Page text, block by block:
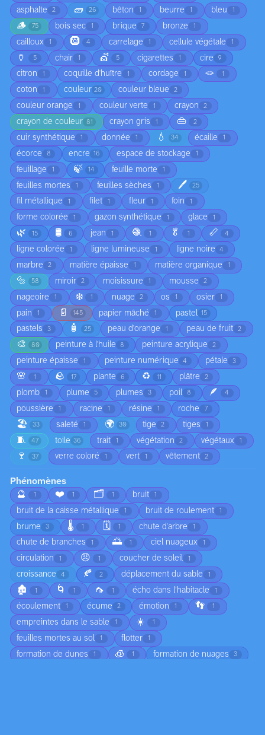
asphalte 2 🧱 26 bêton 1 beurre 1 bleu 1
🪵 75 bois sec 1 brique 7 bronze 1
cailloux 1 🛞 4 carrelage 1 cellule végétale 1
🏺 5 chair 1 💇 5 cigarettes 1 cire 9
citron 1 coquille d'huître 1 cordage 1 🪢 1
coton 1 couleur 20 couleur bleue 2
couleur orange 1 couleur verte 1 crayon 2
crayon de couleur 81 crayon gris 1 👜 2
cuir synthétique 1 donnée 1 💧 34 écaille 1
écorce 8 encre 16 espace de stockage 1
feuillage 1 🍃 14 feuille morte 1
feuilles mortes 1 feuilles sèches 1 🖊️ 25
fil métallique 1 filet 1 fleur 1 foin 1
forme colorée 1 gazon synthétique 1 glace 1
🌿 15 🛢️ 6 jean 1 🧶 1 🥬 1 📏 4
ligne colorée 1 ligne lumineuse 1 ligne noire 4
marbre 2 matière épaisse 1 matière organique 1
🔩 58 miroir 2 moisissure 1 mousse 2
nageoire 1 ❄️ 1 nuage 2 os 1 osier 1
pain 1 📄 145 papier mâché 1 pastel 15
pastels 3 🧴 25 peau d'orange 1 peau de fruit 2
🎨 80 peinture à l'huile 8 peinture acrylique 2
peinture épaisse 1 peinture numérique 4 pétale 3
🌸 1 🪨 17 plante 6 ♻️ 11 plâtre 2
plomb 1 plume 5 plumes 3 poil 8 🪶 4
poussière 1 racine 1 résine 1 roche 7
🏖️ 33 saleté 1 🌍 30 tige 2 tiges 1
🧵 47 toile 36 trait 1 végétation 2 végétaux 1
🍷 37 verre coloré 1 vert 1 vêtement 2
Phénomènes
🔮
1 ❤️ 1 🗂️ 1 bruit 1
bruit de la caisse métallique 1 bruit de roulement 1
brume 3 🌡️ 1 🗓️ 1 chute d'arbre 1
chute de branches 1 🌅 1 ciel nuageux 1
circulation 1 😠 1 coucher de soleil 1
croissance 4 🍂 2 déplacement du sable 1
🏚️ 1 🌀 1 🦟 1 écho dans l’habitacle 1
écoulement 1 écume 2 émotion 1 👣 1
empreintes dans le sable 1 ☀️ 1
feuilles mortes au sol 1 flotter 1
formation de dunes 1 🧊 1 formation de nuages 3